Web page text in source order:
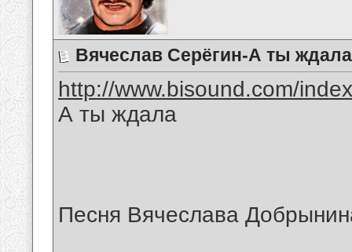
Вячеслав Серёгин-А ты ждала
http://www.bisound.com/
А ты ждала
Песня Вячеслава